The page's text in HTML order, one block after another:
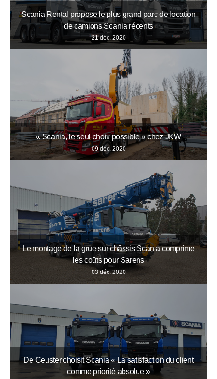
Scania Rental propose le plus grand parc de location
de camions Scania récents
21 déc. 2020
« Scania, le seul choix possible » chez JKW
09 déc. 2020
Le montage de la grue sur châssis Scania comprime
les coûts pour Sarens
03 déc. 2020
De Ceuster choisit Scania « La satisfaction du client
comme priorité absolue »